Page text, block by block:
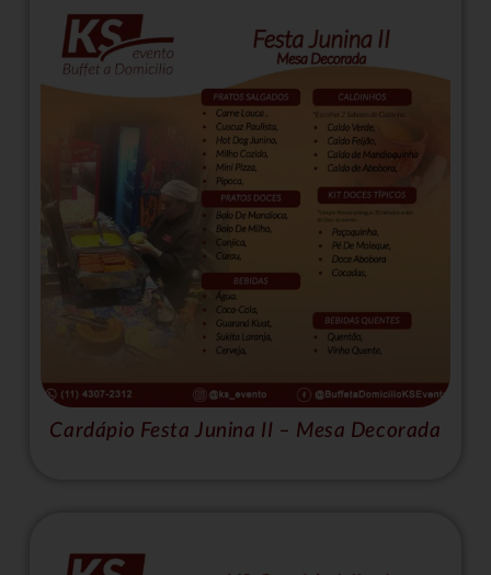
Cardápio Festa Junina II – Mesa Decorada